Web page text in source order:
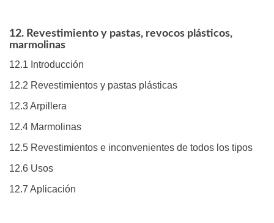
12. Revestimiento y pastas, revocos plásticos,
marmolinas
12.1 Introducción
12.2 Revestimientos y pastas plásticas
12.3 Arpillera
12.4 Marmolinas
12.5 Revestimientos e inconvenientes de todos los tipos
12.6 Usos
12.7 Aplicación